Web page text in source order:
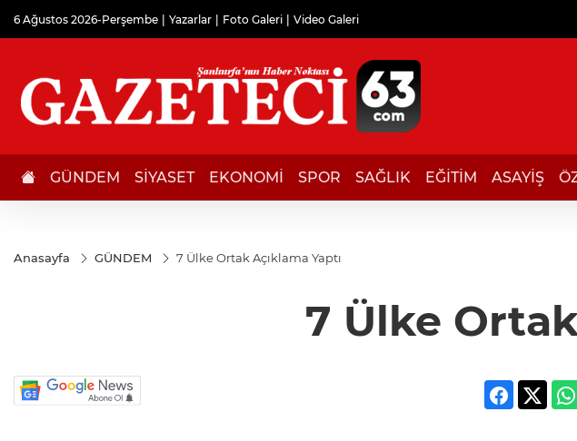
6 Ağustos 2026-Perşembe Yazarlar Foto Galeri Video Galeri
GÜNDEM SİYASET EKONOMİ SPOR SAĞLIK EĞİTİM ASAYİŞ
Anasayfa GÜNDEM 7 Ülke Ortak Açıklama Yaptı
7 Ülke